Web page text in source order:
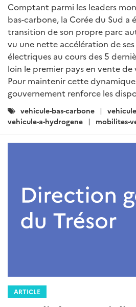
Comptant parmi les leaders
bas-carbone, la Corée du Sud a
transition de son propre parc
vu une nette accélération de
électriques au cours des 5
loin le premier pays en vente de
Pour maintenir cette
gouvernement renforce les
Catégories
:
vehicule-bas-carbone
vehicule-a-hydrogene
mobilites-
ARTICLE